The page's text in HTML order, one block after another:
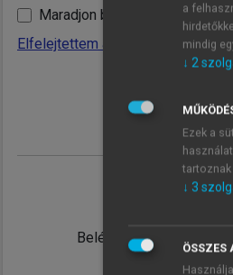
Maradjon belépve
Elfelejtettem a jelszavamat
Belépés intézményi
a
mindig
↓ 2
Ezek a
↓ 3
ÖSSZES